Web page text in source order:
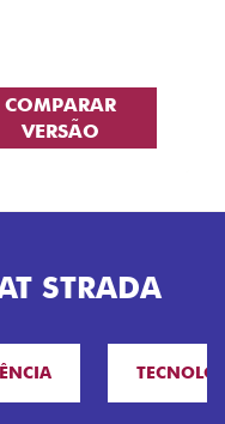
COMPARAR
VERSÃO
STRADA